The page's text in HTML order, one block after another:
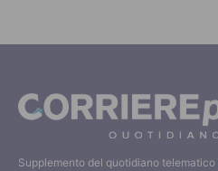
Supplemento del quotidiano telematico